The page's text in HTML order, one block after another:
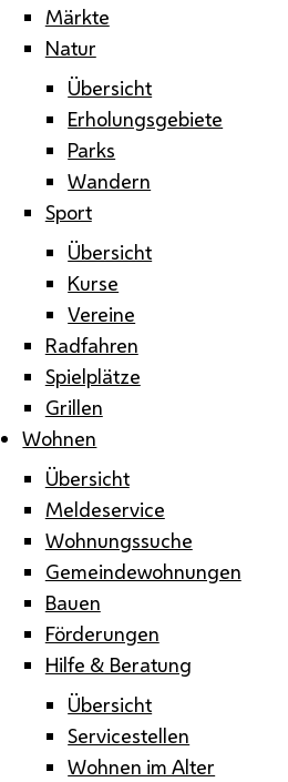
Märkte
Natur
Übersicht
Erholungsgebiete
Parks
Wandern
Sport
Übersicht
Kurse
Vereine
Radfahren
Spielplätze
Grillen
Wohnen
Übersicht
Meldeservice
Wohnungssuche
Gemeindewohnungen
Bauen
Förderungen
Hilfe & Beratung
Übersicht
Servicestellen
Wohnen im Alter